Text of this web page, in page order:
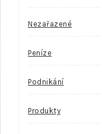
Nezařazené
Peníze
Podnikání
Produkty